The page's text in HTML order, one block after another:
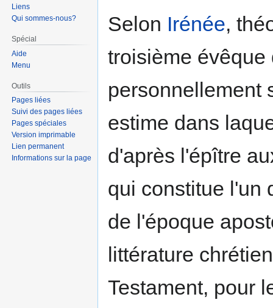
Selon Irénée,
troisième
personnellement
estime dans
d'après l'épître
qui constitue l'un
de l'époque
littérature
Testament, pour
Liens
Qui sommes-nous?
Spécial
Aide
Menu
Outils
Pages liées
Suivi des pages liées
Pages spéciales
Version imprimable
Lien permanent
Informations sur la page